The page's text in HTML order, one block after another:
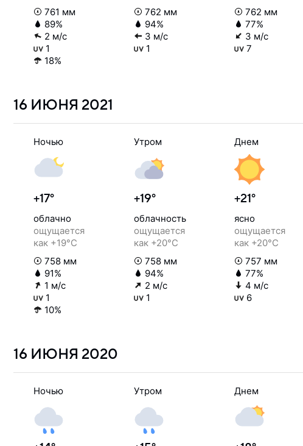
761 мм
89%
2 м/с
1
18%
762 мм
94%
3 м/с
1
762 мм
77%
3 м/с
7
16 ИЮНЯ 2021
Ночью
+17°
облачно
ощущается
как +19°C
758 мм
91%
1 м/с
1
10%
Утром
+19°
облачность
ощущается
как +20°C
758 мм
94%
2 м/с
1
Днем
+21°
ясно
ощущается
как +20°C
757 мм
77%
4 м/с
6
16 ИЮНЯ 2020
Ночью Утром Днем